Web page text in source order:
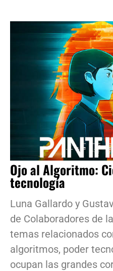
Ojo al Algoritmo:
tecnología
Luna Gallardo y
de Colaboradores de
temas relacionados
algoritmos, poder
ocupan las grandes